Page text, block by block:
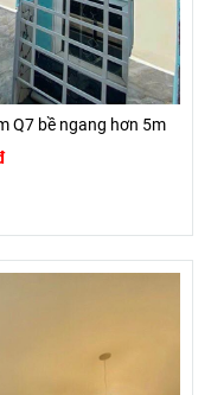
Q7 bề ngang hơn 5m